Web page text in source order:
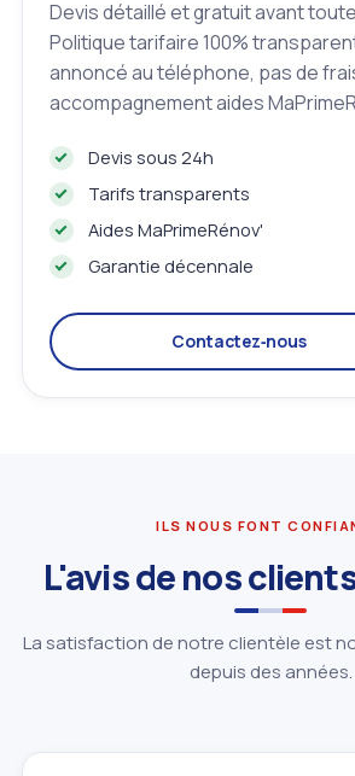
Devis détaillé et gratuit avant
Politique tarifaire 100%
annoncé au téléphone, pas de
accompagnement aides
Devis sous 24h
Tarifs transparents
Aides MaPrimeRénov'
Garantie décennale
Contactez‑nous
ILS NOUS FONT
L'avis de nos
La satisfaction de notre clientèle est
depuis des années.